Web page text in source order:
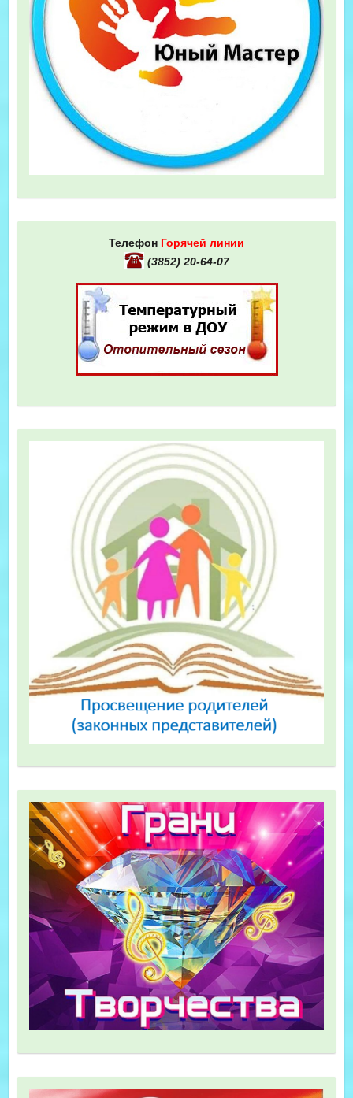
Телефон Горячей линии
(3852) 20-64-07